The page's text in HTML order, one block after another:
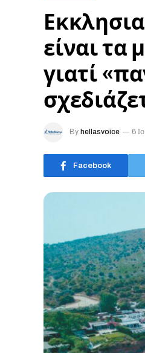
είναι τα
γιατί
By hellasvoice 6
Facebook